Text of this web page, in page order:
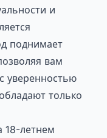
и
поднимает
вам
уверенностью
только
18-летнем